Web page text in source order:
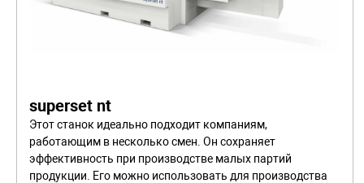
superset nt
Этот станок идеально подходит компаниям,
работающим в несколько смен. Он сохраняет
эффективность при производстве малых партий
продукции. Его можно использовать для производства